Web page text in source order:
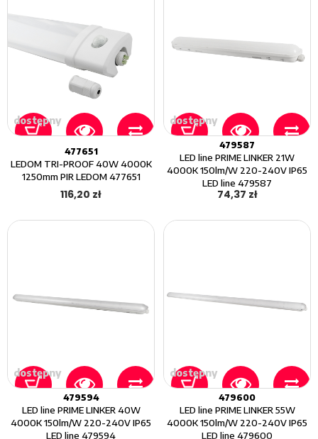
dostępny
477651
LEDOM TRI-PROOF 40W 4000K
1250mm PIR LEDOM 477651
116,20 zł
dostępny
479587
LED line PRIME LINKER 21W
4000K 150lm/W 220-240V IP65
LED line 479587
74,37 zł
dostępny
479594
LED line PRIME LINKER 40W
4000K 150lm/W 220-240V IP65
LED line 479594
dostępny
479600
LED line PRIME LINKER 55W
4000K 150lm/W 220-240V IP65
LED line 479600